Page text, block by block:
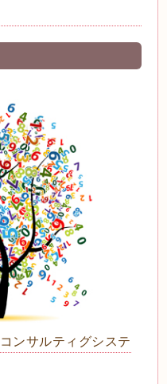
ンサルティグシステ